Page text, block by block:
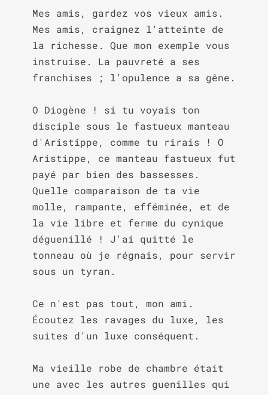
Mes amis, gardez vos vieux amis.
Mes amis, craignez l'atteinte de
la richesse. Que mon exemple vous
instruise. La pauvreté a ses
franchises ; l'opulence a sa gêne.
O Diogène ! si tu voyais ton
disciple sous le fastueux manteau
d'Aristippe, comme tu rirais ! O
Aristippe, ce manteau fastueux fut
payé par bien des bassesses.
Quelle comparaison de ta vie
molle, rampante, efféminée, et de
la vie libre et ferme du cynique
déguenillé ! J'ai quitté le
tonneau où je régnais, pour servir
sous un tyran.
Ce n'est pas tout, mon ami.
Écoutez les ravages du luxe, les
suites d'un luxe conséquent.
Ma vieille robe de chambre était
une avec les autres guenilles qui